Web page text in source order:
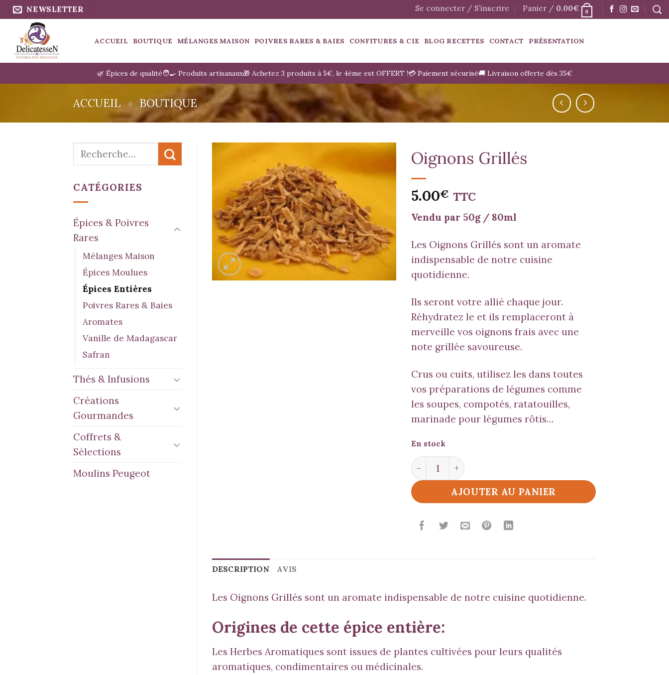
Passer
au
contenu
NEWSLETTER Se connecter / S’inscrire Panier / 0.00€ 0
ACCUEIL BOUTIQUE MÉLANGES MAISON POIVRES RARES & BAIES CONFITURES & CIE BLOG RECETTES CONTACT PRÉSENTATION
🌿 Épices de qualité🧑‍🍳 Produits artisanaux🎁 Achetez 3 produits à 5€, le 4ème est OFFERT !💳 Paiement sécurisé🚚 Livraison offerte dès 35€
ACCUEIL » BOUTIQUE
Recherche
CATÉGORIES
Épices & Poivres
Rares
Mélanges Maison
Épices Moulues
Épices Entières
Poivres Rares & Baies
Aromates
Vanille de Madagascar
Safran
Thés & Infusions
Créations
Gourmandes
Coffrets &
Sélections
Moulins Peugeot
Oignons Grillés
5.00€ TTC
Vendu par 50g / 80ml
Les Oignons Grillés sont un aromate
indispensable de notre cuisine
quotidienne.
Ils seront votre allié chaque jour.
Réhydratez le et ils remplaceront à
merveille vos oignons frais avec une
note grillée savoureuse.
Crus ou cuits, utilisez les dans toutes
vos préparations de légumes comme
les soupes, compotés, ratatouilles,
marinade pour légumes rôtis…
En stock
quantité de Oignons Grillés
AJOUTER AU PANIER
DESCRIPTION AVIS
Les Oignons Grillés sont un aromate indispensable de notre cuisine quotidienne.
Origines de cette épice entière:
Les Herbes Aromatiques sont issues de plantes cultivées pour leurs qualités
aromatiques, condimentaires ou médicinales.